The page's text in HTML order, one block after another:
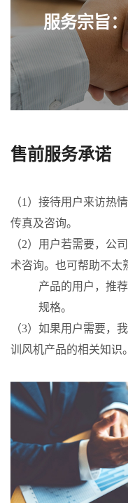
服务宗旨
售前服务承诺
（1）接待用户来访热
传真及咨询。
（2）用户若需要，公
术咨询。也可帮助不太
产品的用户，推
规格。
（3）如果用户需要，
训风机产品的相关知识。